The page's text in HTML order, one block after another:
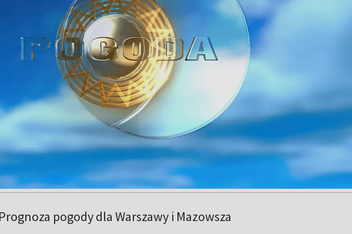
Prognoza pogody dla Warszawy i Mazowsza